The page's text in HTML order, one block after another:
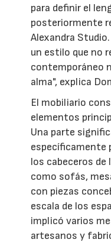
para definir el
posteriormente
Alexandra
un estilo que no
contemporáneo
alma", explica
El mobiliario
elementos
Una parte
específicamente
los cabeceros
como sofás,
con piezas
escala de los
implicó varios
artesanos y